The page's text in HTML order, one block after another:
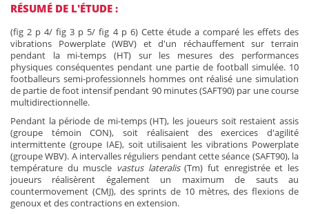
RÉSUMÉ DE L'ÉTUDE :
(fig 2 p 4/ fig 3 p 5/ fig 4 p 6) Cette étude a comparé les effets des
vibrations Powerplate (WBV) et d'un réchauffement sur terrain
pendant la mi-temps (HT) sur les mesures des performances
physiques conséquentes pendant une partie de football simulée. 10
footballeurs semi-professionnels hommes ont réalisé une simulation
de partie de foot intensif pendant 90 minutes (SAFT90) par une course
multidirectionnelle.
Pendant la période de mi-temps (HT), les joueurs soit restaient assis
(groupe témoin CON), soit réalisaient des exercices d'agilité
intermittente (groupe IAE), soit utilisaient les vibrations Powerplate
(groupe WBV). A intervalles réguliers pendant cette séance (SAFT90), la
température du muscle vastus lateralis(Tm) fut enregistrée et les
joueurs réalisèrent également un maximum de sauts au
countermovement (CMJ), des sprints de 10 mètres, des flexions de
genoux et des contractions en extension.